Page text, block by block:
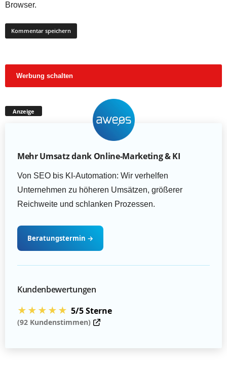
Browser.
Werbung schalten
Anzeige
Mehr Umsatz dank Online-Marketing & KI
Von SEO bis KI-Automation: Wir verhelfen
Unternehmen zu höheren Umsätzen, größerer
Reichweite und schlanken Prozessen.
Beratungstermin →
Kundenbewertungen
★★★★★ 5/5 Sterne
(92 Kundenstimmen)